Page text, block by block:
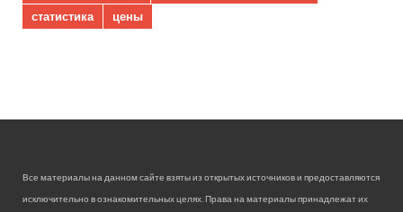
статистика
цены
Все материалы на данном сайте взяты из открытых источников и предоставляются
исключительно в ознакомительных целях. Права на материалы принадлежат их